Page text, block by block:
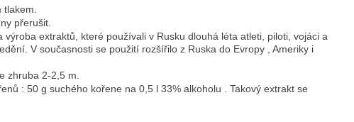
přerušit.
extraktů, které používali v Rusku dlouhá léta atleti, piloti, vojáci a
V současnosti se použití rozšířilo z Ruska do Evropy , Ameriky i
zhruba 2-2,5 m.
: 50 g suchého kořene na 0,5 l 33% alkoholu . Takový extrakt se